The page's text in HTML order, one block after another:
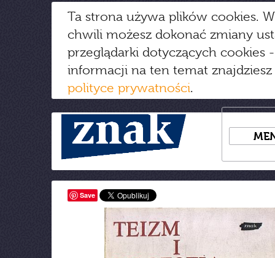
Ta strona używa plików cookies.
chwili możesz dokonać zmiany
przeglądarki dotyczących cookies
informacji na ten temat
polityce prywatności.
Save